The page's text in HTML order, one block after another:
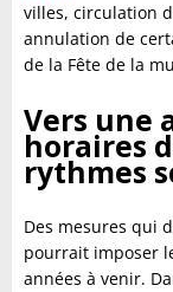
villes, circulation
annulation de
de la Fête de la
Vers une
horaires
rythmes
Des mesures qui
pourrait imposer
années à venir.